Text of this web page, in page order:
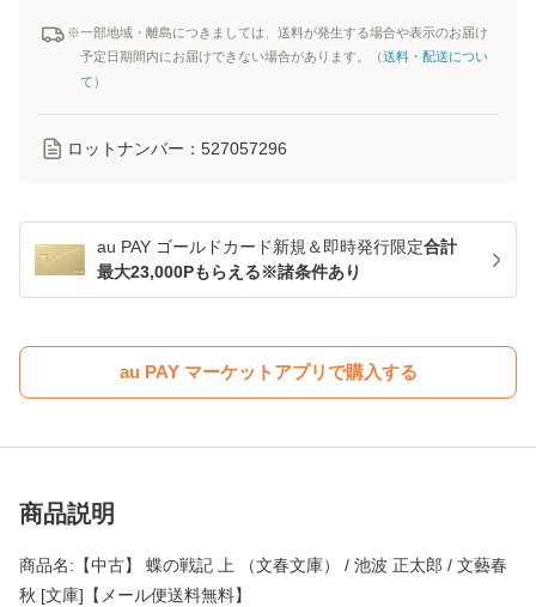
※一部地域・離島につきましては、送料が発生する場合や表示のお届け
予定日期間内にお届けできない場合があります。（送料・配送につい
て ）
ロットナンバー： 527057296
au PAY ゴールドカード新規＆即時発行限定合計
最大23,000Pもらえる※諸条件あり
au PAY マーケットアプリで購入する
商品説明
商品名:【中古】 蝶の戦記 上 （文春文庫） / 池波 正太郎 / 文藝春
秋 [文庫]【メール便送料無料】